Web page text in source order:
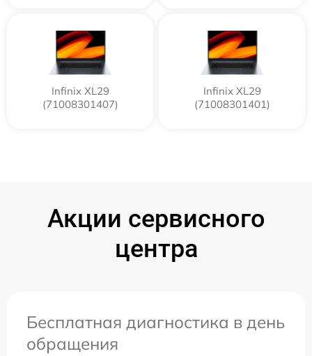
Infinix XL29
(71008301407)
Infinix XL29
(71008301401)
Акции сервисного
центра
Бесплатная диагностика в день
обращения